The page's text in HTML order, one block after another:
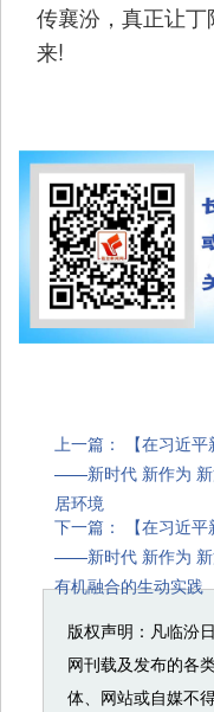
传襄汾，真正让
来!
上一篇：
【在习近
——新时代 新作为 新
居环境
下一篇：
【在习近
——新时代 新作为 新
有机融合的生动实践
版权声明：凡临汾
网刊载及发布的各
体、网站或自媒不